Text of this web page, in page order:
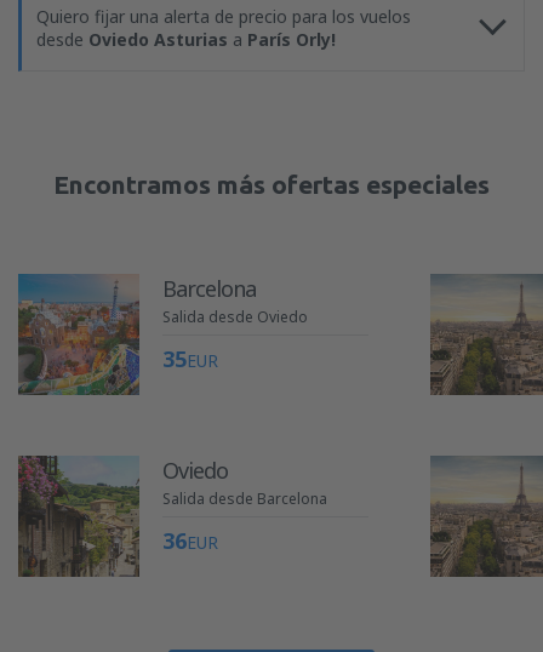
Quiero fijar una alerta de precio para los vuelos
desde Oviedo Asturias a París Orly!
Encontramos más ofertas especiales
Barcelona
Salida desde Oviedo
35EUR
Oviedo
Salida desde Barcelona
36EUR